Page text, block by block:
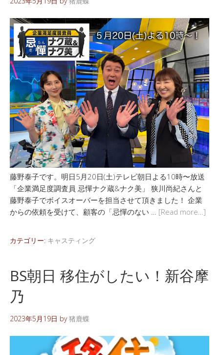
藤野泰子です。明日5月20日(土)テレビ朝日よる10時〜放送
「企業満足度調査員 忌憚ナク蔵&ナク美」 狭川尚紀さんと
藤野泰子でボイスオーバーを担当させて頂きました！ 企業
からの依頼を受けて、顧客の「忌憚のない … [Read more…]
カテゴリー: キャスティング
BS朝日 移住がしたい！新谷摩
乃
2023年5月19日 by猪鹿蝶